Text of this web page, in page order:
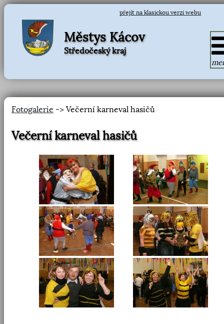
přejít na klasickou verzi webu
Městys Kácov
Středočeský kraj
Fotogalerie -> Večerní karneval hasičů
Večerní karneval hasičů